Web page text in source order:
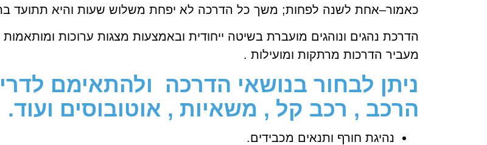
כאמור–אחת לשנה לפחות; משך כל הדרכה לא יפחת משלוש שעות והיא תתועד
הדרכת נהגים ונוהגים מועברת בשיטה ייחודית ובאמצעות מצגות ערוכות
מעביר הדרכות מרתקות ומועילות .
ניתן לבחור בנושאי הדרכה ולהתאימם
הרכב , רכב קל , משאיות , אוטובוסים ועוד.
נהיגת חורף ותנאים מכבידים.